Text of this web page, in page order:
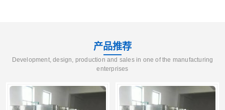
产品推荐
Development, design, production and sales in one of the manufacturing
enterprises